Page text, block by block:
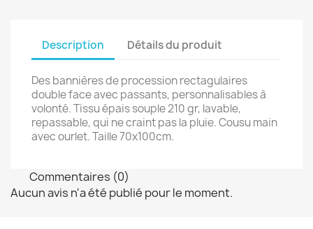
Description Détails du produit
Des bannières de procession rectagulaires
double face avec passants, personnalisables à
volonté. Tissu épais souple 210 gr, lavable,
repassable, qui ne craint pas la pluie. Cousu main
avec ourlet. Taille 70x100cm.
Commentaires (0)
Aucun avis n'a été publié pour le moment.